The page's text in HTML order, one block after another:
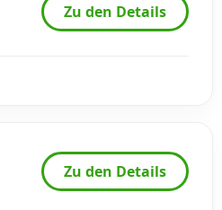
Zu den Details
Zu den Details